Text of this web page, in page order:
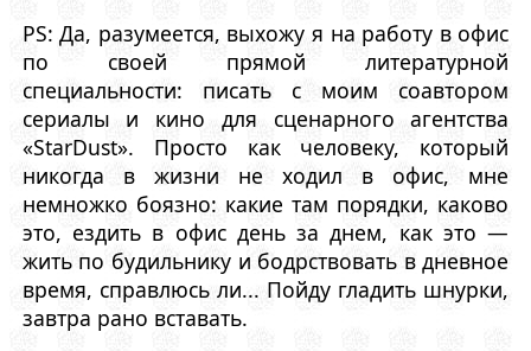
PS: Да, разумеется, выхожу я на работу в офис
по своей прямой литературной
специальности: писать с моим соавтором
сериалы и кино для сценарного агентства
«StarDust». Просто как человеку, который
никогда в жизни не ходил в офис, мне
немножко боязно: какие там порядки, каково
это, ездить в офис день за днем, как это —
жить по будильнику и бодрствовать в дневное
время, справлюсь ли... Пойду гладить шнурки,
завтра рано вставать.